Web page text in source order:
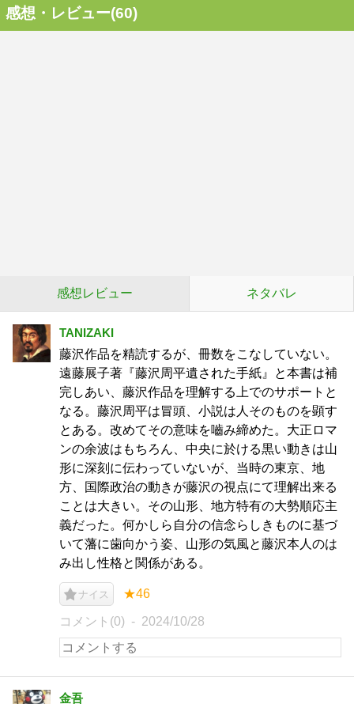
感想・レビュー(60)
感想レビュー ネタバレ
TANIZAKI
藤沢作品を精読するが、冊数をこなしていない。
遠藤展子著『藤沢周平遺された手紙』と本書は補
完しあい、藤沢作品を理解する上でのサポートと
なる。藤沢周平は冒頭、小説は人そのものを顕す
とある。改めてその意味を嚙み締めた。大正ロマ
ンの余波はもちろん、中央に於ける黒い動きは山
形に深刻に伝わっていないが、当時の東京、地
方、国際政治の動きが藤沢の視点にて理解出来る
ことは大きい。その山形、地方特有の大勢順応主
義だった。何かしら自分の信念らしきものに基づ
いて藩に歯向かう姿、山形の気風と藤沢本人のは
み出し性格と関係がある。
ナイス ★46
コメント(0) 2024/10/28
金吾